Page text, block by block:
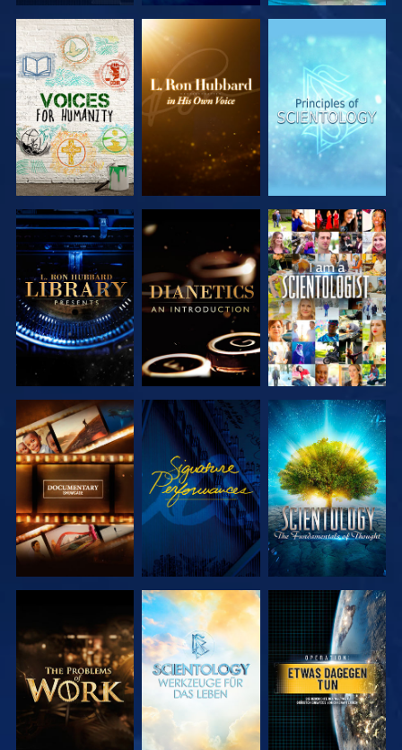
SERIE
ENTDECKEN
SERIE
ENTDECKEN
SERIE
ENTDECKEN
SERIE
ENTDECKEN
SERIE
ENTDECKEN
ANSEHEN
SERIE
ENTDECKEN
ANSEHEN
SERIE
ENTDECKEN
SERIE
ENTDECKEN
SERIE
ENTDECKEN
ANSEHEN